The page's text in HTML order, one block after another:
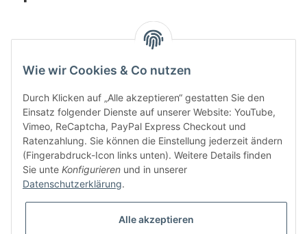
Bitte senden Sie mir entsprechend IhrerDatenschutzerklärungregelmäßig und
jederzeit widerruflich Informationen zu Ihrem Produktsortiment per E-Mail zu.
Wie wir Cookies & Co nutzen
Durch Klicken auf „Alle akzeptieren“ gestatten Sie den
Einsatz folgender Dienste auf unserer Website: YouTube,
Vimeo, ReCaptcha, PayPal Express Checkout und
Ratenzahlung. Sie können die Einstellung jederzeit ändern
(Fingerabdruck-Icon links unten). Weitere Details finden
Sie unte Konfigurieren und in unserer
Datenschutzerklärung.
Alle akzeptieren